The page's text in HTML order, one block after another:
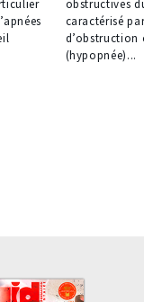
abonnés
obstructives
caractérisé
d’obstruction
(hypopnée)...